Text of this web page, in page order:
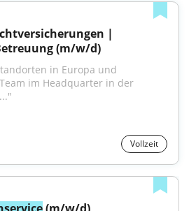
(m/w/d)
in Europa und
Vollzeit